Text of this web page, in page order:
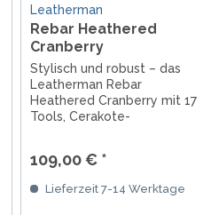
Leatherman
Rebar Heathered
Cranberry
Stylisch und robust – das
Leatherman Rebar
Heathered Cranberry mit 17
Tools, Cerakote-
Leatherman-Qualität.
109,00 € *
Lieferzeit 7-14 Werktage